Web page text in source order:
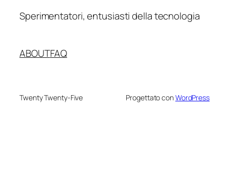
Sperimentatori, entusiasti della tecnologia
ABOUTFAQ
Twenty Twenty-Five Progettato conWordPress